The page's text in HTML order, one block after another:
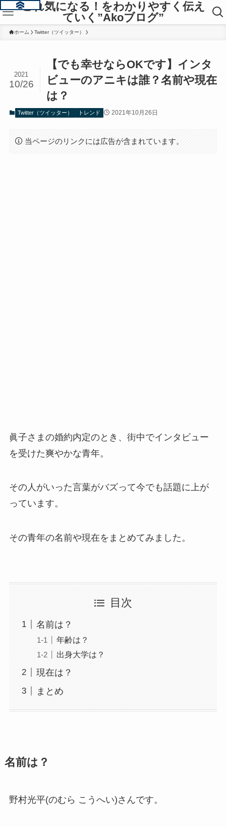
これ気になる！をわかりやすく伝え
ていく”Akoブログ”
ホーム Twitter（ツイッター）
【でも幸せならOKです】インタ
ビューのアニキは誰？名前や現在
は？
2021
10/26
Twitter（ツイッター） トレンド 2021年10月26日
当ページのリンクには広告が含まれています。
眞子さまの婚約内定のとき、街中でインタビュー
を受けた爽やかな青年。
その人がいった言葉がバズって今でも話題に上が
っています。
その青年の名前や現在をまとめてみました。
目次
名前は？
年齢は？
出身大学は？
現在は？
まとめ
名前は？
野村光平(のむら こうへい)さんです。